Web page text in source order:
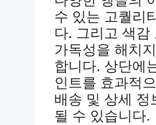
수 있는 고퀄리
다. 그리고 색감
가독성을 해치
합니다. 상단에
인트를 효과적
배송 및 상세 정
될 수 있습니다.